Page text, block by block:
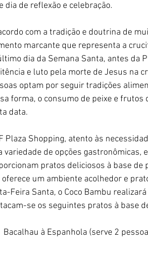
dia de reflexão e celebração.
com a tradição e doutrina de
marcante que representa a
dia da Semana Santa, antes da
e luto pela morte de Jesus na
optam por seguir tradições
forma, o consumo de peixe e
data.
Plaza Shopping, atento às
variedade de opções
pratos deliciosos à base de
oferece um ambiente acolhedor e
Feira Santa, o Coco Bambu
se os seguintes pratos à base
Bacalhau à Espanhola (serve 2